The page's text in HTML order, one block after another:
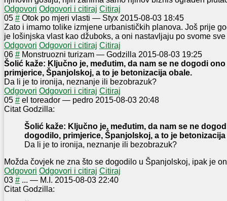
Odgovori Odgovori i citiraj Citiraj
05 # Otok po mjeri vlasti — Styx 2015-08-03 18:45
Zato i imamo tolike izmjene urbanističkih planova. Još prije
je lošinjska vlast kao džuboks, a oni nastavljaju po svome
Odgovori Odgovori i citiraj Citiraj
06 # Monstruozni turizam — Godzilla 2015-08-03 19:25
Šolić kaže: Ključno je, međutim, da nam se ne dogodi
primjerice, Španjolskoj, a to je betonizacija obale.
Da li je to ironija, neznanje ili bezobrazuk?
Odgovori Odgovori i citiraj Citiraj
05 # el toreador — pedro 2015-08-03 20:48
Citat Godzilla:
Šolić kaže: Ključno je, međutim, da nam se ne
dogodilo, primjerice, Španjolskoj, a to je betonizacija
Da li je to ironija, neznanje ili bezobrazuk?
Možda čovjek ne zna što se dogodilo u Španjolskoj, ipak je
Odgovori Odgovori i citiraj Citiraj
03 # ... — M.I. 2015-08-03 22:40
Citat Godzilla: